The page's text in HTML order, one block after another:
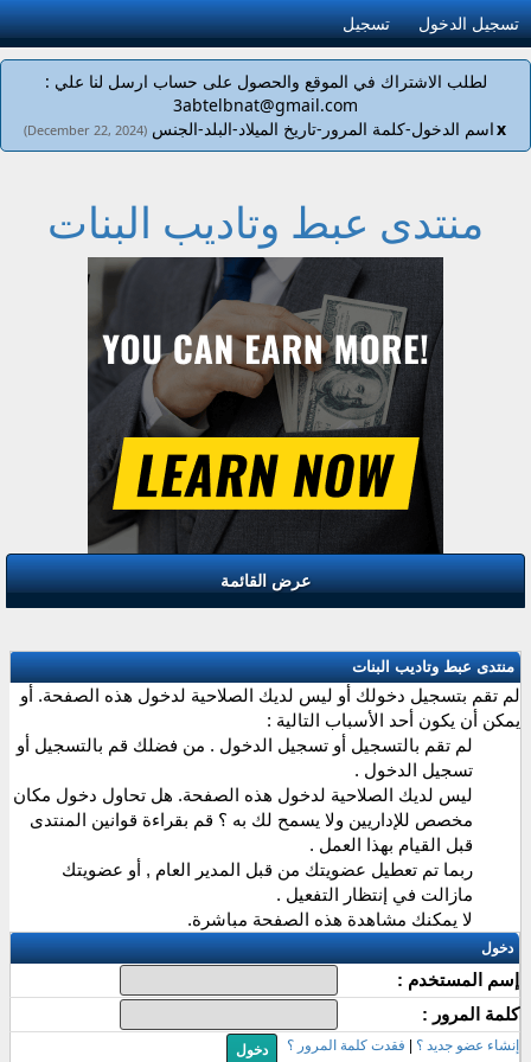
تسجيل الدخول تسجيل
لطلب الاشتراك في الموقع والحصول على حساب ارسل لنا علي :
3abtelbnat@gmail.com
اسم الدخول-كلمة المرور-تاريخ الميلاد-البلد-الجنس(December 22, 2024) x
منتدى عبط وتاديب البنات
عرض القائمة
منتدى عبط وتاديب البنات
لم تقم بتسجيل دخولك أو ليس لديك الصلاحية لدخول هذه الصفحة. أو
يمكن أن يكون أحد الأسباب التالية :
لم تقم بالتسجيل أو تسجيل الدخول . من فضلك قم بالتسجيل أو
تسجيل الدخول .
ليس لديك الصلاحية لدخول هذه الصفحة. هل تحاول دخول مكان
مخصص للإداريين ولا يسمح لك به ؟ قم بقراءة قوانين المنتدى
قبل القيام بهذا العمل .
ربما تم تعطيل عضويتك من قبل المدير العام , أو عضويتك
مازالت في إنتظار التفعيل .
لا يمكنك مشاهدة هذه الصفحة مباشرة.
دخول
إسم المستخدم :
كلمة المرور :
إنشاء عضو جديد ؟ فقدت كلمة المرور ؟